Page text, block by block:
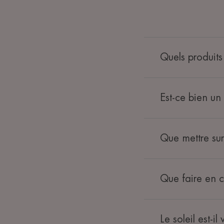
Quels
Est-ce bien
Que mettre
Que faire en
Le soleil est-il